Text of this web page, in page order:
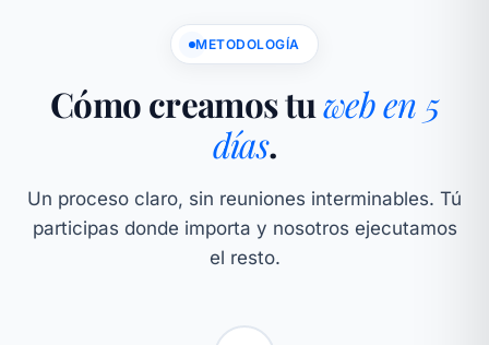
METODOLOGÍA
Cómo creamos tuweb en 5
días.
Un proceso claro, sin reuniones interminables. Tú
participas donde importa y nosotros ejecutamos
el resto.